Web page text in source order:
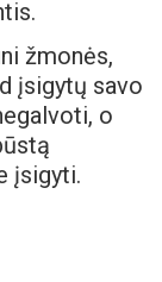
žmonės,
įsigytų savo
o
įsigyti.